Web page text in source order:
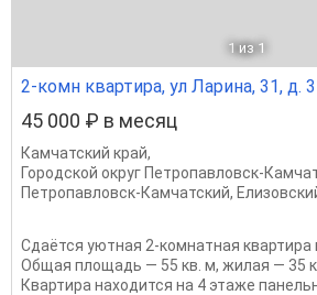
1 из 1
2-комн квартира, ул Ларина, 31, д.
45 000 ₽ в месяц
Камчатский край,
Городской округ Петропавловск-
Петропавловск-Камчатский,
Сдаётся уютная 2-комнатная квартира
Общая площадь — 55 кв. м, жилая — 35
Квартира находится на 4 этаже